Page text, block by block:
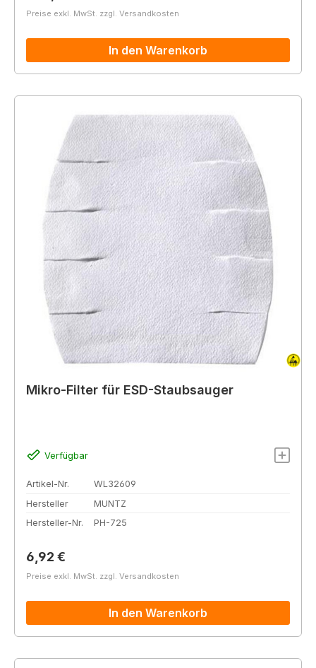
Preise exkl. MwSt. zzgl. Versandkosten
In den Warenkorb
Mikro-Filter für ESD-Staubsauger
Verfügbar
Artikel-Nr.
WL32609
Hersteller
MUNTZ
Hersteller-Nr.
PH-725
Regulärer Preis:
6,92 €
Preise exkl. MwSt. zzgl. Versandkosten
In den Warenkorb